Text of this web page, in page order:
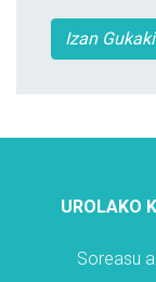
Izan
UROLAKO
Soreasu